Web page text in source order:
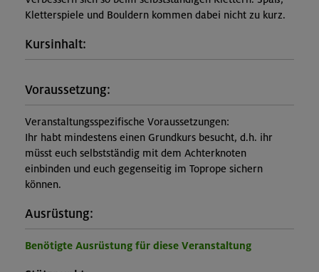
Kletterspiele und Bouldern kommen dabei nicht zu kurz.
Kursinhalt:
Voraussetzung:
Veranstaltungsspezifische Voraussetzungen:
Ihr habt mindestens einen Grundkurs besucht, d.h. ihr
müsst euch selbstständig mit dem Achterknoten
einbinden und euch gegenseitig im Toprope sichern
können.
Ausrüstung:
Benötigte Ausrüstung für diese Veranstaltung